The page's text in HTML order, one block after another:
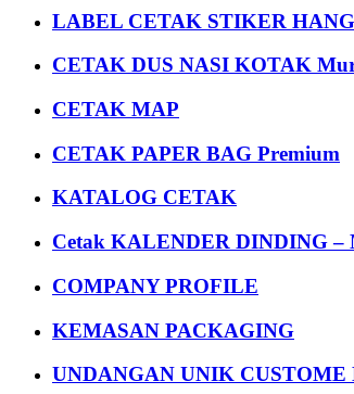
LABEL CETAK STIKER
CETAK DUS NASI KOTAK
CETAK MAP
CETAK PAPER BAG Premium
KATALOG CETAK
Cetak KALENDER DINDING –
COMPANY PROFILE
KEMASAN PACKAGING
UNDANGAN UNIK CUSTOME